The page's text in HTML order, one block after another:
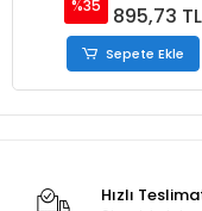
%35 895,73 TL
Sepete Ekle
Hızlı